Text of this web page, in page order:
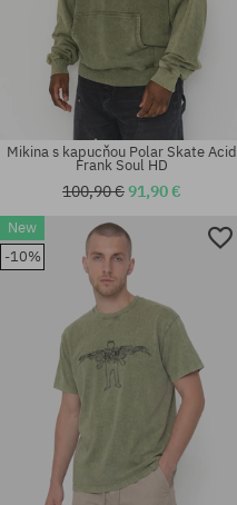
Dostupné veľkosti:
M; L; XL
Mikina s kapucňou Polar Skate Acid
Frank Soul HD
100,90 €91,90 €
New
-10%